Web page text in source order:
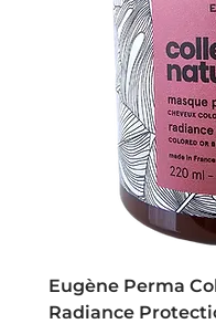
Eugène Perma
Radiance